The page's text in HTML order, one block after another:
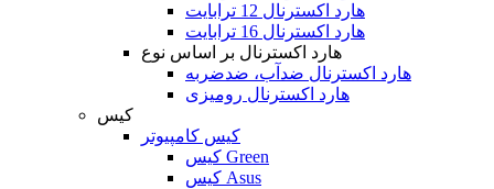
هارد اکسترنال 12 ترابایت
هارد اکسترنال 16 ترابایت
هارد اکسترنال بر اساس نوع
هارد اکسترنال ضدآب، ضدضربه
هارد اکسترنال رومیزی
کیس
کیس کامپیوتر
کیس Green
کیس Asus